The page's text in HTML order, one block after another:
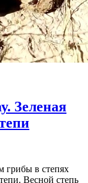
Зеленая
грибы в степях
Весной степь